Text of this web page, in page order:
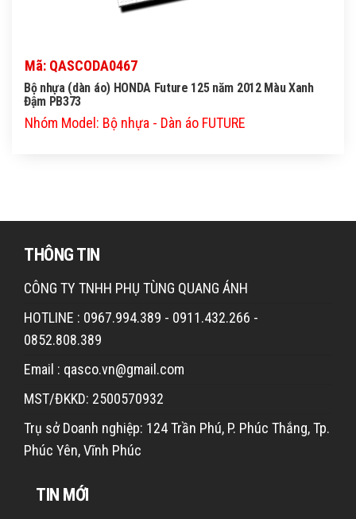
Mã: QASCODA0467
Bộ nhựa (dàn áo) HONDA Future 125 năm 2012 Màu Xanh
Đậm PB373
Nhóm Model: Bộ nhựa - Dàn áo FUTURE
THÔNG TIN
CÔNG TY TNHH PHỤ TÙNG QUANG ÁNH
HOTLINE : 0967.994.389 - 0911.432.266 -
0852.808.389
Email : qasco.vn@gmail.com
MST/ĐKKD: 2500570932
Trụ sở Doanh nghiệp: 124 Trần Phú, P. Phúc Thắng, Tp.
Phúc Yên, Vĩnh Phúc
TIN MỚI